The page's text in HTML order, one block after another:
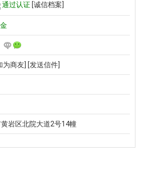
通过认证 [诚信档案]
为商友] [发送信件]
岩区北院大道2号14幢